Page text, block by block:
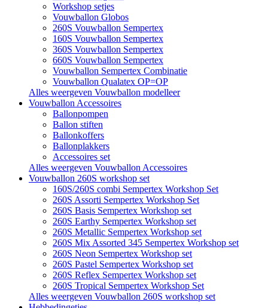
Workshop setjes
Vouwballon Globos
260S Vouwballon Sempertex
160S Vouwballon Sempertex
360S Vouwballon Sempertex
660S Vouwballon Sempertex
Vouwballon Sempertex Combinatie
Vouwballon Qualatex OP=OP
Alles weergeven Vouwballon modelleer
Vouwballon Accessoires
Ballonpompen
Ballon stiften
Ballonkoffers
Ballonplakkers
Accessoires set
Alles weergeven Vouwballon Accessoires
Vouwballon 260S workshop set
160S/260S combi Sempertex Workshop Set
260S Assorti Sempertex Workshop Set
260S Basis Sempertex Workshop set
260S Earthy Sempertex Workshop set
260S Metallic Sempertex Workshop set
260S Mix Assorted 345 Sempertex Workshop set
260S Neon Sempertex Workshop set
260S Pastel Sempertex Workshop set
260S Reflex Sempertex Workshop set
260S Tropical Sempertex Workshop Set
Alles weergeven Vouwballon 260S workshop set